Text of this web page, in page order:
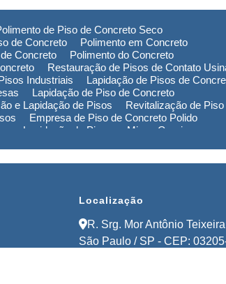
de Piso de Concreto Seco
de Concreto
Polimento em Concreto
Concreto
Polimento do Concreto
Restauração de Pisos de Contato
Industriais
Lapidação de Pisos de
Lapidação de Piso de Concreto
e Lapidação de Pisos
Revitalização de
Empresa de Piso de Concreto Polido
Lapidação de Piso em Minas Gerais
Localização
R. Srg. Mor Antônio
São Paulo / SP - CEP: